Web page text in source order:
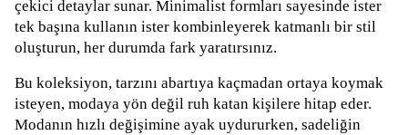
çekici detaylar sunar. Minimalist formları sayesinde ister
tek başına kullanın ister kombinleyerek katmanlı bir stil
oluşturun, her durumda fark yaratırsınız.
Bu koleksiyon, tarzını abartıya kaçmadan ortaya koymak
isteyen, modaya yön değil ruh katan kişilere hitap eder.
Modanın hızlı değişimine ayak uydururken, sadeliğin